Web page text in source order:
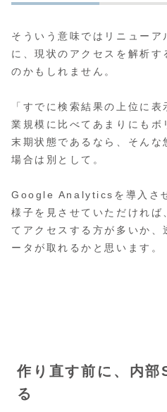
そういう意味ではリニュー
に、現状のアクセスを解析す
のかもしれません。
「すでに検索結果の上位に
業規模に比べてあまりにもボ
末期状態であるなら、そんな
場合は別として。
Google Analyticsを導入さ
様子を見させていただければ
てアクセスする方が多いか
ータが取れるかと思います。
作り直す前に、内
る